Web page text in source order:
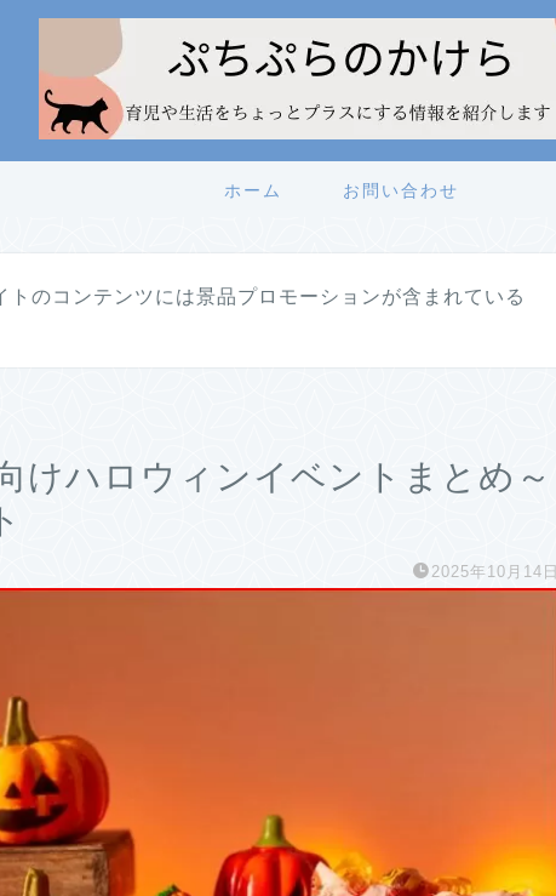
ホーム お問い合わせ
トのコンテンツには景品プロモーションが含まれている
けハロウィンイベントまとめ～
2025年10月14日